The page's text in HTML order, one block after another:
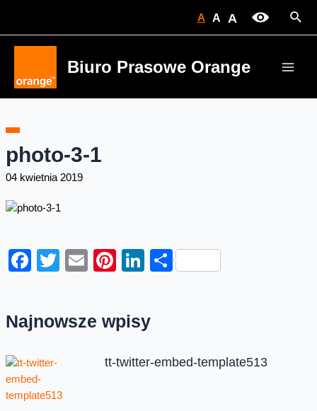
A A A
Biuro Prasowe Orange
photo-3-1
04 kwietnia 2019
Facebook
Twitter
EmailPinterest
LinkedIn
Share
Najnowsze wpisy
tt-twitter-embed-template513